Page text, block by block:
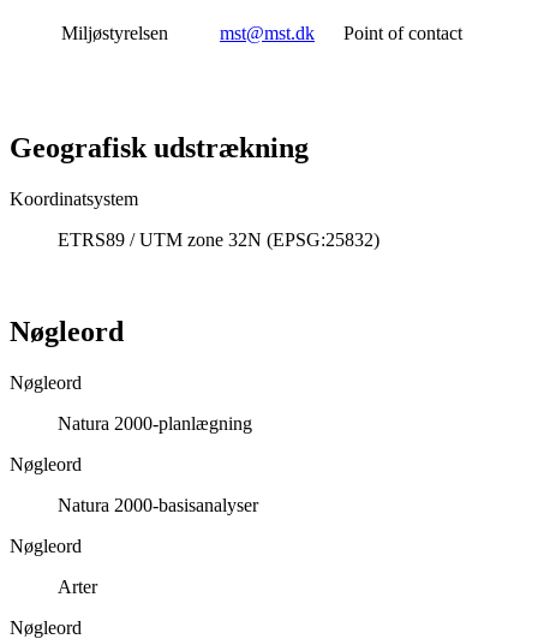
Miljøstyrelsen mst@mst.dk Point of contact
Geografisk udstrækning
Koordinatsystem
ETRS89 / UTM zone 32N (EPSG:25832)
Nøgleord
Nøgleord
Natura 2000-planlægning
Nøgleord
Natura 2000-basisanalyser
Nøgleord
Arter
Nøgleord